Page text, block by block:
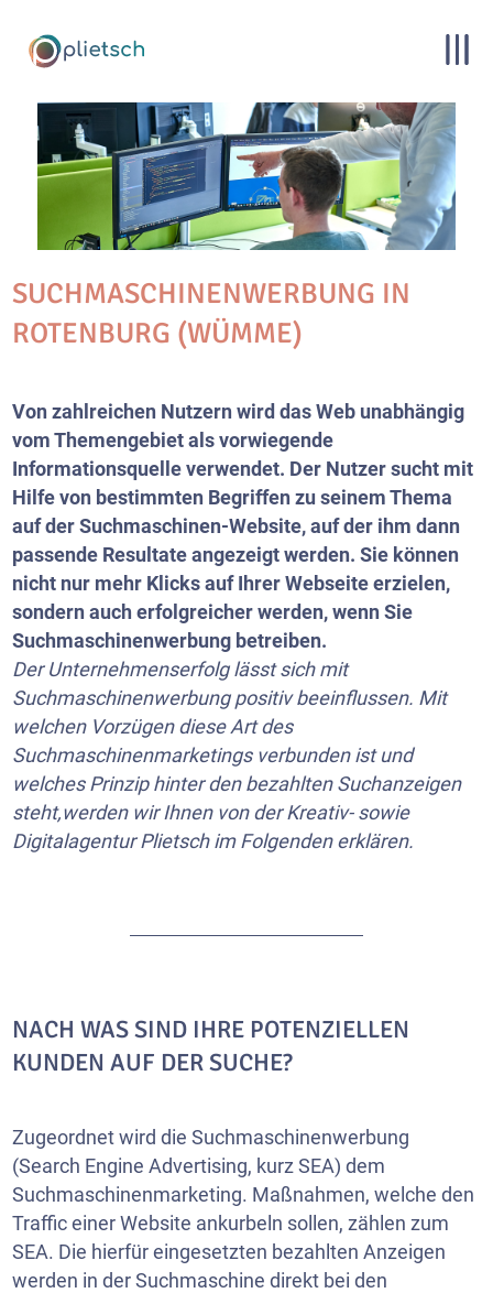
SUCHMASCHINENWERBUNG IN
ROTENBURG (WÜMME)
Von zahlreichen Nutzern wird das Web unabhängig
vom Themengebiet als vorwiegende
Informationsquelle verwendet. Der Nutzer sucht mit
Hilfe von bestimmten Begriffen zu seinem Thema
auf der Suchmaschinen-Website, auf der ihm dann
passende Resultate angezeigt werden. Sie können
nicht nur mehr Klicks auf Ihrer Webseite erzielen,
sondern auch erfolgreicher werden, wenn Sie
Suchmaschinenwerbung betreiben.
Der Unternehmenserfolg lässt sich mit
Suchmaschinenwerbung positiv beeinflussen. Mit
welchen Vorzügen diese Art des
Suchmaschinenmarketings verbunden ist und
welches Prinzip hinter den bezahlten Suchanzeigen
steht,werden wir Ihnen von der Kreativ- sowie
Digitalagentur Plietsch im Folgenden erklären.
NACH WAS SIND IHRE POTENZIELLEN
KUNDEN AUF DER SUCHE?
Zugeordnet wird die Suchmaschinenwerbung
(Search Engine Advertising, kurz SEA) dem
Suchmaschinenmarketing. Maßnahmen, welche den
Traffic einer Website ankurbeln sollen, zählen zum
SEA. Die hierfür eingesetzten bezahlten Anzeigen
werden in der Suchmaschine direkt bei den